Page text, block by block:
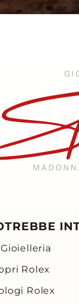
Gioielleria
Rolex
Rolex